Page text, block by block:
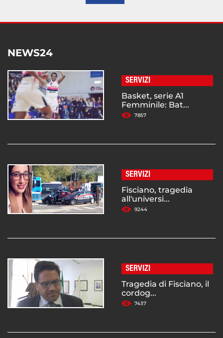
NEWS24
SERVIZI
Basket, serie A1
Femminile: Bat...
7857
SERVIZI
Fisciano, tragedia
all'universi...
9244
SERVIZI
Tragedia di Fisciano, il
cordog...
7437